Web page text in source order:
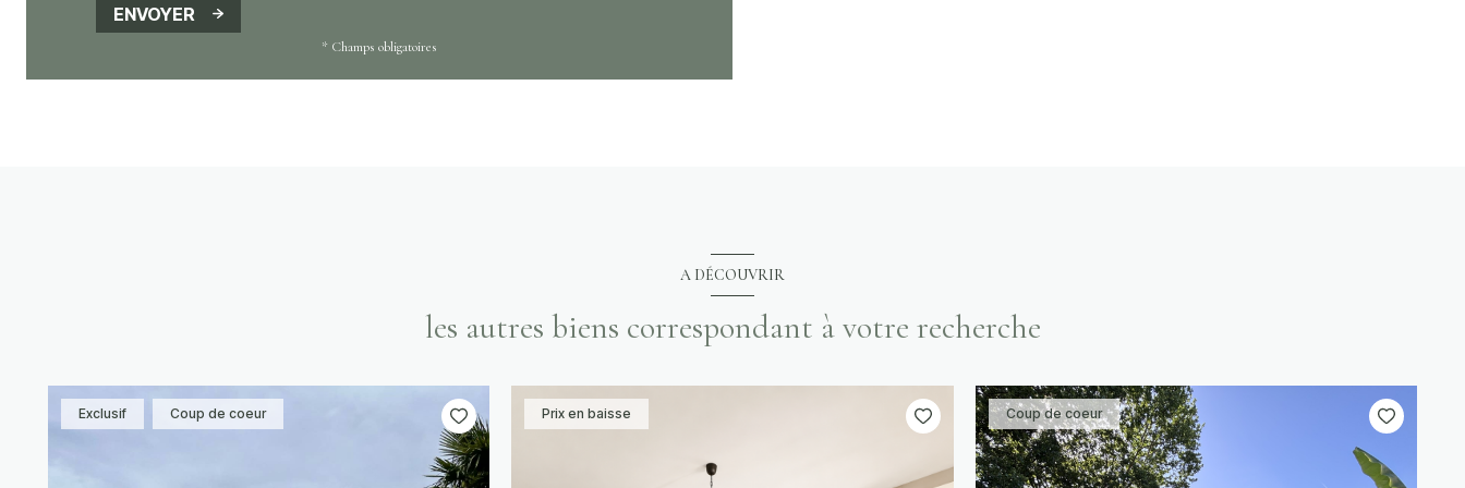
ENVOYER
* Champs obligatoires
A DÉCOUVRIR
les autres biens correspondant à votre recherche
Exclusif Coup de coeur Prix en baisse Coup de coeur